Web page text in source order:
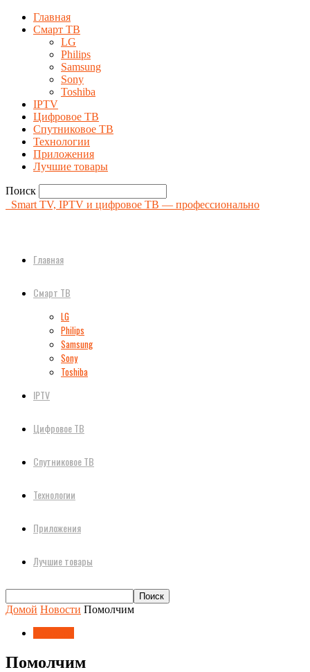
Главная
Смарт ТВ
LG
Philips
Samsung
Sony
Toshiba
IPTV
Цифровое ТВ
Спутниковое ТВ
Технологии
Приложения
Лучшие товары
Поиск
Smart TV, IPTV и цифровое ТВ — профессионально
Главная
Смарт ТВ
LG
Philips
Samsung
Sony
Toshiba
IPTV
Цифровое ТВ
Спутниковое ТВ
Технологии
Приложения
Лучшие товары
Домой Новости Помолчим
Помолчим